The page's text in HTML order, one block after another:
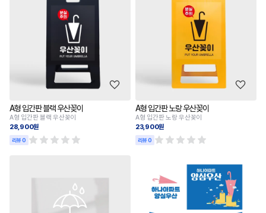
A형 입간판 블랙 우산꽂이
A형 입간판 블랙 우산꽂이
28,900원
리뷰 0
A형 입간판 노랑 우산꽂이
A형 입간판 노랑 우산꽂이
23,900원
리뷰 0